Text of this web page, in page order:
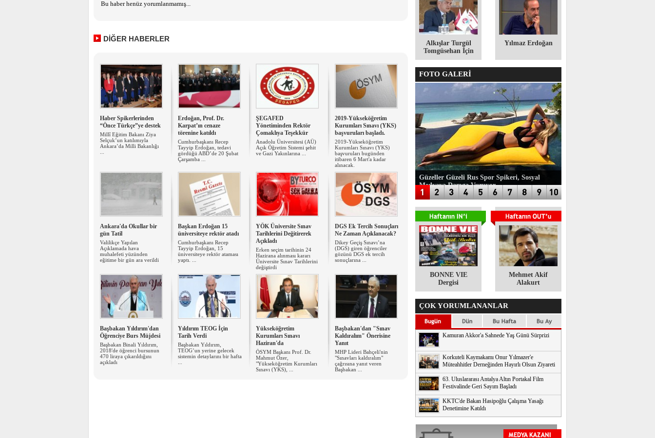
Bu haber henüz yorumlanmamış...
DİĞER HABERLER
Haber Spikerlerinden
“Önce Türkçe”ye destek
Millî Eğitim Bakanı Ziya
Selçuk’un katılımıyla
Ankara’da Milli Bakanlığı
Erdoğan, Prof. Dr.
Karpat’ın cenaze
törenine katıldı
Cumhurbaşkanı Recep
Tayyip Erdoğan, tedavi
gördüğü ABD’de 20 Şubat
Çarşamba ...
ŞEGAFED
Yönetiminden Rektör
Çomaklıya Teşekkür
Anadolu Üniversitesi (AÜ)
Açık Öğretim Sistemi şehit
ve Gazi Yakınlarına ...
2019-Yükseköğretim
Kurumları Sınavı (YKS)
başvuruları başladı.
2019-Yükseköğretim
Kurumları Sınavı (YKS)
başvuruları bugünden
itibaren 6 Mart'a kadar
alınacak.
Ankara'da Okullar bir
gün Tatil
Valilikçe Yapılan
Açıklamada hava
muhalefeti yüzünden
eğitime bir gün ara verildi
Başkan Erdoğan 15
üniversiteye rektör atadı
Cumhurbaşkanı Recep
Tayyip Erdoğan, 15
üniversiteye rektör ataması
yaptı. ...
YÖK Üniversite Sınav
Tarihlerini Değitirerek
Açıkladı
Erken seçim tarihinin 24
Hazirana alınması kararı
Üniversite Sınav Tarihlerini
değiştirdi
DGS Ek Tercih Sonuçları
Ne Zaman Açıklanacak?
Dikey Geçiş Sınavı’na
(DGS) giren öğrenciler
gözünü DGS ek tercih
sonuçlarına ...
Başbakan Yıldırım'dan
Öğrenciye Burs Müjdesi
Başbakan Binali Yıldırım,
2018'de öğrenci bursunun
470 liraya çıkarıldığını
açıkladı
Yıldırım TEOG İçin
Tarih Verdi
Başbakan Yıldırım,
TEOG’un yerine gelecek
sistemin detaylarını bir hafta
Yükseköğretim
Kurumları Sınavı
Haziran'da
ÖSYM Başkanı Prof. Dr.
Mahmut Özer,
"Yükseköğretim Kurumları
Sınavı (YKS), ...
Başbakan'dan "Sınav
Kaldıralım" Önerisine
Yanıt
MHP Lideri Bahçeli'nin
"Sınavları kaldıralım"
çağrısına yanıt veren
Başbakan ...
Alkışlar Turgül
Tomgüsehan İçin
Yılmaz Erdoğan
FOTO GALERİ
Güzeller Güzeli Rus Spor Spikeri, Sosyal
Medyaya Damga Vuruyor
BONNE VIE
Dergisi
​Mehmet Akif
Alakurt
ÇOK YORUMLANANLAR
Kamuran Akkor'a Sahnede Yaş Günü Sürprizi
Korkuteli Kaymakamı Onur Yılmazer'e
Müteahhitler Derneğinden Hayırlı Olsun Ziyareti
63. Uluslararası Antalya Altın Portakal Film
Festivalinde Geri Sayım Başladı
KKTC'de Bakan Hasipoğlu Çalışma Yasağı
Denetimine Katıldı